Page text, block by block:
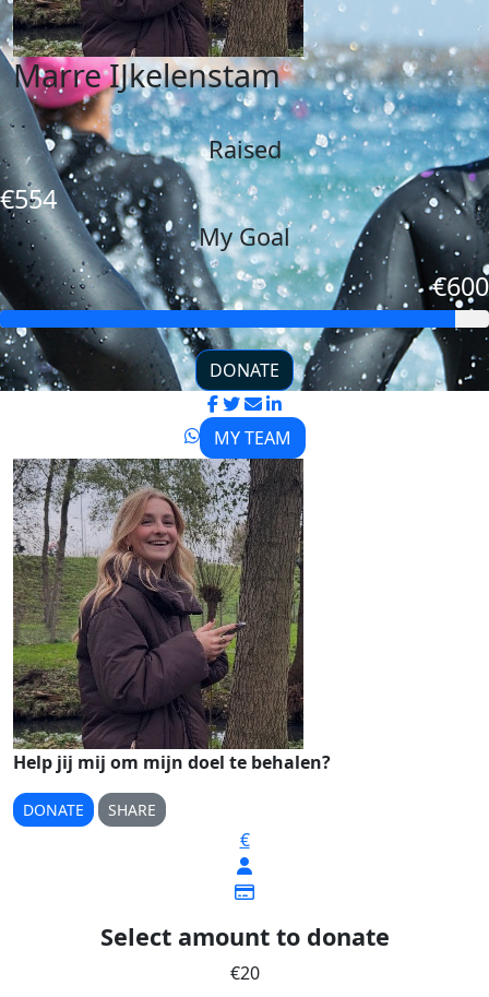
Marre IJkelenstam
Raised
€554
My Goal
€600
DONATE
MY TEAM
Help jij mij om mijn doel te behalen?
DONATE SHARE
€
Select amount to donate
€20